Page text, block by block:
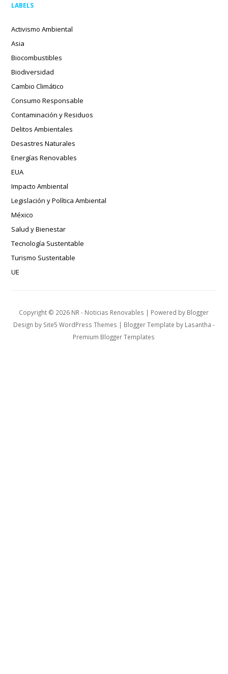
LABELS
Activismo Ambiental
Asia
Biocombustibles
Biodiversidad
Cambio Climático
Consumo Responsable
Contaminación y Residuos
Delitos Ambientales
Desastres Naturales
Energías Renovables
EUA
Impacto Ambiental
Legislación y Política Ambiental
México
Salud y Bienestar
Tecnología Sustentable
Turismo Sustentable
UE
Copyright © 2026 NR - Noticias Renovables | Powered by Blogger
Design by Site5 WordPress Themes | Blogger Template by Lasantha -
Premium Blogger Templates